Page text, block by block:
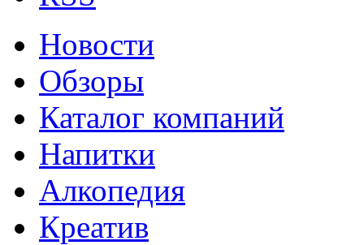
Новости
Обзоры
Каталог компаний
Напитки
Алкопедия
Креатив